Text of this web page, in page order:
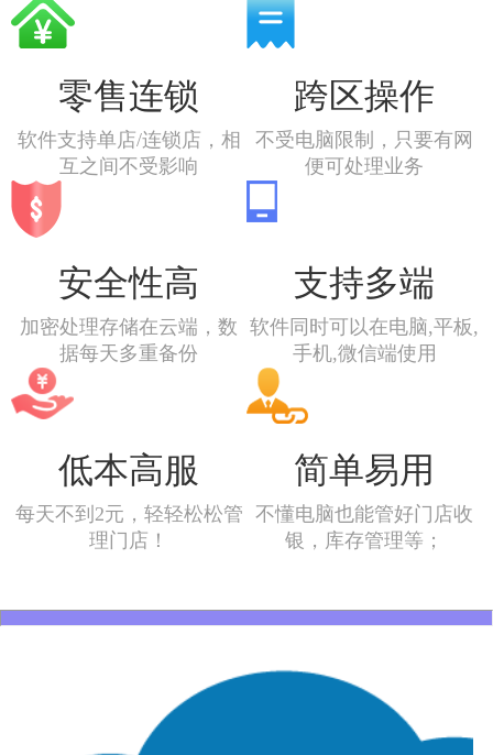
零售连锁
软件支持单店/连锁店，相
互之间不受影响
跨区操作
不受电脑限制，只要有网
便可处理业务
安全性高
加密处理存储在云端，数
据每天多重备份
支持多端
软件同时可以在电脑,平板,
手机,微信端使用
低本高服
每天不到2元，轻轻松松管
理门店！
简单易用
不懂电脑也能管好门店收
银，库存管理等；